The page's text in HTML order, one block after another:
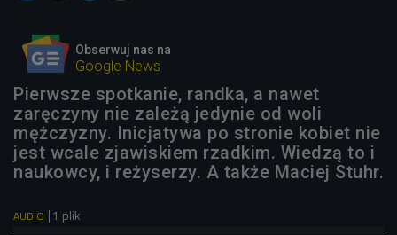
Obserwuj nas na
Google News
Pierwsze spotkanie, randka, a nawet
zaręczyny nie zależą jedynie od woli
mężczyzny. Inicjatywa po stronie kobiet nie
jest wcale zjawiskiem rzadkim. Wiedzą to i
naukowcy, i reżyserzy. A także Maciej Stuhr.
AUDIO 1 plik